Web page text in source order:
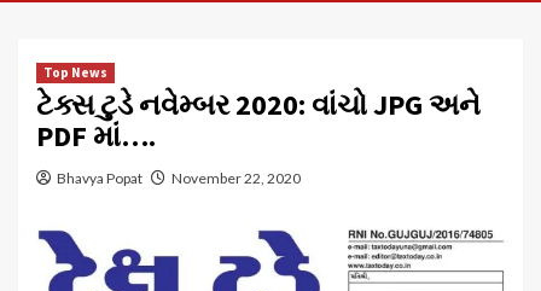
Top News
ટેક્સ ટુડે નવેમ્બર 2020: વાંચો JPG અને
PDF માં….
Bhavya Popat November 22, 2020